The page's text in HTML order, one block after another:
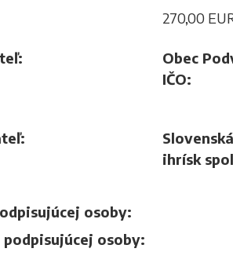
270,00
Obec
IČO:
ihrísk
osoby:
podpisujúcej osoby: